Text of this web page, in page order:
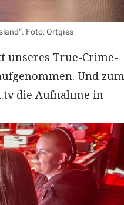
Foto: Ortgies
unseres True-Crime-
Und zum
die Aufnahme in